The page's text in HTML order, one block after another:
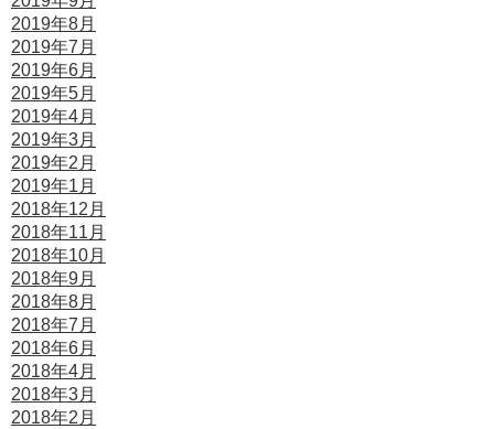
2019年8月
2019年7月
2019年6月
2019年5月
2019年4月
2019年3月
2019年2月
2019年1月
2018年12月
2018年11月
2018年10月
2018年9月
2018年8月
2018年7月
2018年6月
2018年4月
2018年3月
2018年2月